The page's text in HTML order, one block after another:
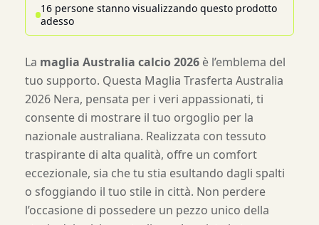
16 persone stanno visualizzando questo prodotto
adesso
La maglia Australia calcio 2026 è l’emblema del
tuo supporto. Questa Maglia Trasferta Australia
2026 Nera, pensata per i veri appassionati, ti
consente di mostrare il tuo orgoglio per la
nazionale australiana. Realizzata con tessuto
traspirante di alta qualità, offre un comfort
eccezionale, sia che tu stia esultando dagli spalti
o sfoggiando il tuo stile in città. Non perdere
l’occasione di possedere un pezzo unico della